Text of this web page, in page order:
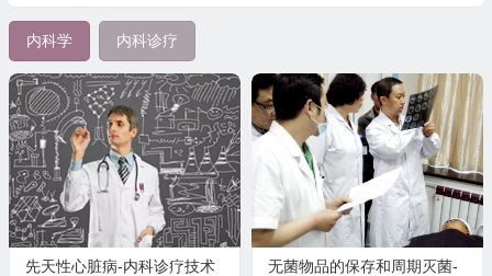
内科学 内科诊疗
先天性心脏病-内科诊疗技术
无菌物品的保存和周期灭菌-